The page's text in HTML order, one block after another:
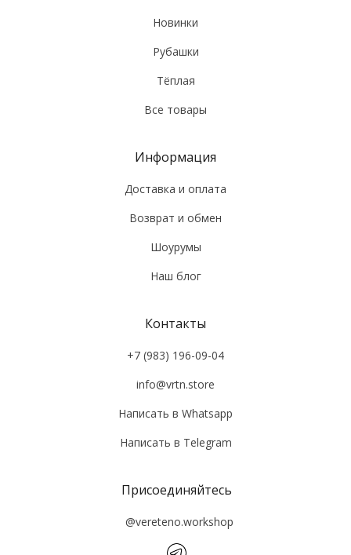
Новинки
Рубашки
Тёплая
Все товары
Доставка и оплата
Информация
Возврат и обмен
Шоурумы
Наш блог
+7 (983) 196-09-04
Контакты
info@vrtn.store
Написать в Whatsapp
Написать в Tеlegram
@vereteno.workshop
Присоединяйтесь